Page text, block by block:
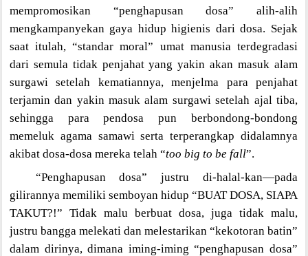
mempromosikan “penghapusan dosa” alih-alih
mengkampanyekan gaya hidup higienis dari dosa. Sejak
saat itulah, “standar moral” umat manusia terdegradasi
dari semula tidak penjahat yang yakin akan masuk alam
surgawi setelah kematiannya, menjelma para penjahat
terjamin dan yakin masuk alam surgawi setelah ajal tiba,
sehingga para pendosa pun berbondong-bondong
memeluk agama samawi serta terperangkap didalamnya
akibat dosa-dosa mereka telah “too big to be fall”.
“Penghapusan dosa” justru di-halal-kan—pada
gilirannya memiliki semboyan hidup “BUAT DOSA, SIAPA
TAKUT?!” Tidak malu berbuat dosa, juga tidak malu,
justru bangga melekati dan melestarikan “kekotoran batin”
dalam dirinya, dimana iming-iming “penghapusan dosa”